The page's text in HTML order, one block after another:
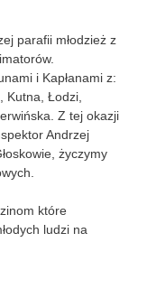
parafii młodzież z
i Kapłanami z:
Kutna, Łodzi,
Z tej okazji
Andrzej
życzymy
które
ludzi na